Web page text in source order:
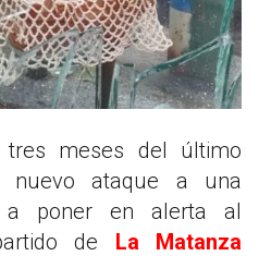
nuevo ataque a una
a poner en alerta al
de La Matanza